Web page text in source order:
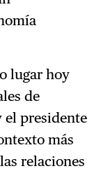
lugar hoy
de
el presidente
más
relaciones